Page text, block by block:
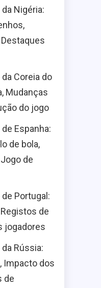
Nigéria:
Coreia do
Mudanças
do jogo
Espanha:
de bola,
de
Portugal:
de
jogadores
Rússia:
Impacto dos
de